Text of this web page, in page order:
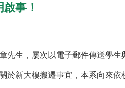
事！
先生，屢次以電子郵件傳送學
於新大樓搬遷事宜，本系向來